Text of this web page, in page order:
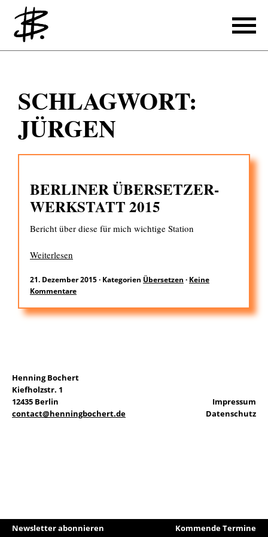
Schreiben
Referenzen
Produzieren
Übersetzen
Referenzen
Über mich
EN
nach:
SCHLAGWORT:
JÜRGEN
BERLINER ÜBER­SETZER­
WERK­STATT 2015
Bericht über diese für mich wichtige Station
Weiterlesen
21. Dezember 2015· Kategorien Übersetzen · Keine
Kommentare
Henning Bochert
Kiefholzstr. 1
12435 Berlin
contact@henningbochert.de
Impressum
Datenschutz
Newsletter abonnieren Kommende Termine